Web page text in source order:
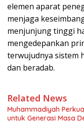
elemen aparat
menjaga
menjunjung tinggi
mengedepankan
terwujudnya sistem
dan beradab.
Related News
Muhammadiyah
untuk Generasi Masa